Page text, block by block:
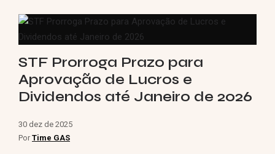
STF Prorroga Prazo para
Aprovação de Lucros e
Dividendos até Janeiro de 2026
30 dez de 2025
Por Time GAS